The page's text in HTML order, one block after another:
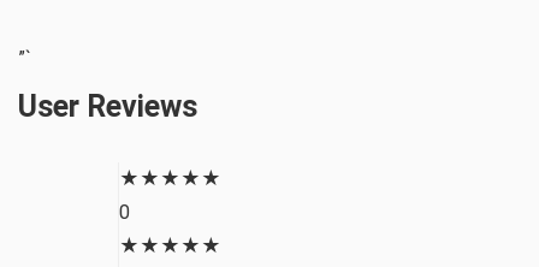
”`
User Reviews
★ ★ ★ ★ ★
0
★ ★ ★ ★ ★